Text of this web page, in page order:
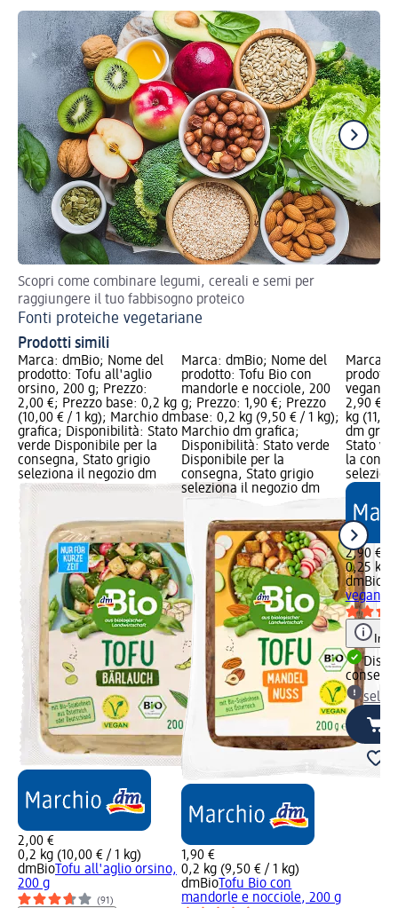
Scopri come combinare legumi, cereali e semi per
raggiungere il tuo fabbisogno proteico
Fonti proteiche vegetariane
Prodotti simili
Marca: dmBio; Nome del
prodotto: Tofu all'aglio
orsino, 200 g; Prezzo:
2,00 €; Prezzo base: 0,2 kg
(10,00 € / 1 kg); Marchio dm
grafica; Disponibilità: Stato
verde Disponibile per la
consegna, Stato grigio
seleziona il negozio dm
2,00 €
0,2 kg (10,00 € / 1 kg)
dmBioTofu all'aglio orsino,
200 g
(91)
Marca: dmBio; Nome del
prodotto: Tofu Bio con
mandorle e nocciole, 200
g; Prezzo: 1,90 €; Prezzo
base: 0,2 kg (9,50 € / 1 kg);
Marchio dm grafica;
Disponibilità: Stato verde
Disponibile per la
consegna, Stato grigio
seleziona il negozio dm
1,90 €
0,2 kg (9,50 € / 1 kg)
dmBioTofu Bio con
mandorle e nocciole, 200 g
Marca:
vegani,
2,90 €;
kg
dm
Stato
la
2,90 €
0,25 kg
dmBio
vegani,